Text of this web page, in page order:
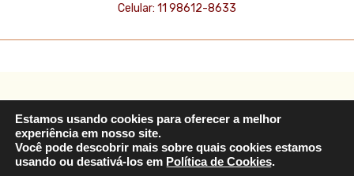
Celular: 11 98612-8633
© 2022 Filha & Cia Monitoramento e Gestão de Serviços para a
Pessoa Idosa | Todos os Direitos Reservados
Desenvolvido porSK Designer
Estamos usando cookies para oferecer a melhor
experiência em nosso site.
Você pode descobrir mais sobre quais cookies estamos
usando ou desativá-los em Política de Cookies.